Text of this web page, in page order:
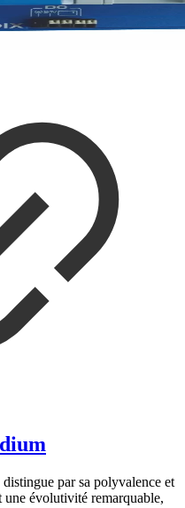
par sa polyvalence et
une évolutivité remarquable,